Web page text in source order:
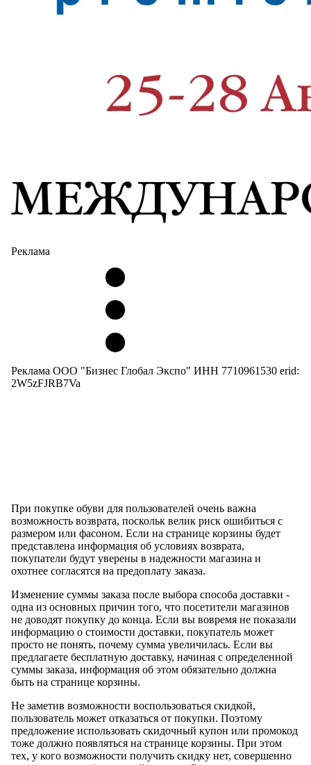
Реклама
Реклама ООО "Бизнес Глобал Экспо" ИНН 7710961530 erid:
2W5zFJRB7Va
При покупке обуви для пользователей очень важна
возможность возврата, поскольк велик риск ошибиться с
размером или фасоном. Если на странице корзины будет
представлена информация об условиях возврата,
покупатели будут уверены в надежности магазина и
охотнее согласятся на предоплату заказа.
Изменение суммы заказа после выбора способа доставки -
одна из основных причин того, что посетители магазинов
не доводят покупку до конца. Если вы вовремя не показали
информацию о стоимости доставки, покупатель может
просто не понять, почему сумма увеличилась. Если вы
предлагаете бесплатную доставку, начиная с определенной
суммы заказа, информация об этом обязательно должна
быть на странице корзины.
Не заметив возможности воспользоваться скидкой,
пользователь может отказаться от покупки. Поэтому
предложение использовать скидочный купон или промокод
тоже должно появляться на странице корзины. При этом
тех, у кого возможности получить скидку нет, совершенно